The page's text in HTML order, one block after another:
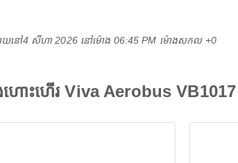
ោយនៅ4 សីហា 2026 នៅ​ម៉ោង 06:45 PM ម៉ោង​សកល +0
ហោះហើរ Viva Aerobus